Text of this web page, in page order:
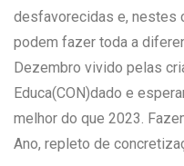
desfavorecidas e, nestes
podem fazer toda a
Dezembro vivido pelas
Educa(CON)dado e
melhor do que 2023.
Ano, repleto de